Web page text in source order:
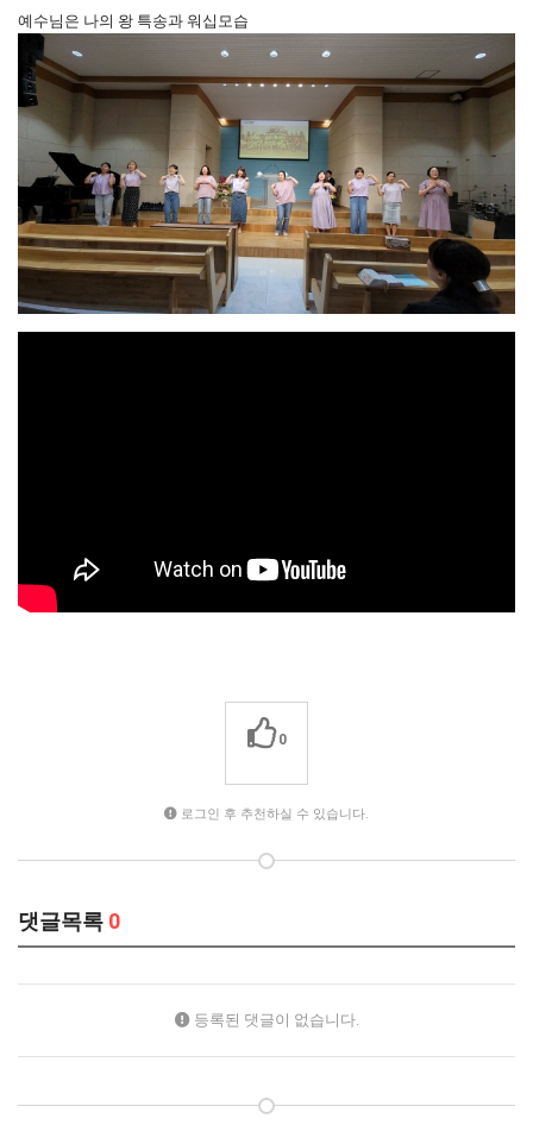
예수님은 나의 왕 특송과 워십모습
0
로그인 후 추천하실 수 있습니다.
댓글목록 0
등록된 댓글이 없습니다.